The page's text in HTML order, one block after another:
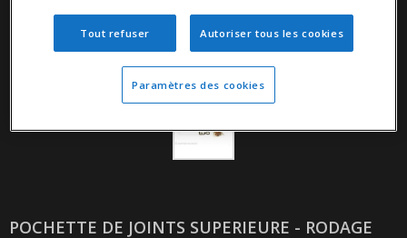
POCHETTE DE JOINTS SUPERIEURE - RODAGE
Tout refuser Autoriser tous les cookies
Paramètres des cookies